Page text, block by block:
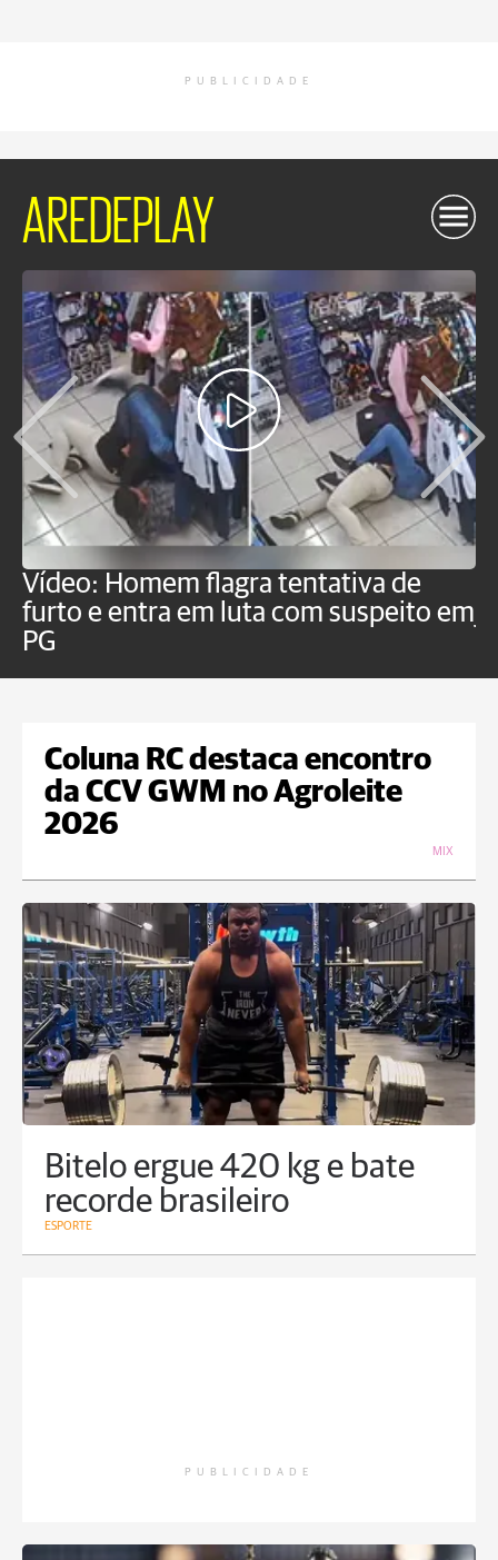
PUBLICIDADE
AREDEPLAY
Vídeo: Homem flagra tentativa de
furto e entra em luta com suspeito em
PG
Coluna RC destaca encontro
da CCV GWM no Agroleite
2026
MIX
Bitelo ergue 420 kg e bate
recorde brasileiro
ESPORTE
PUBLICIDADE